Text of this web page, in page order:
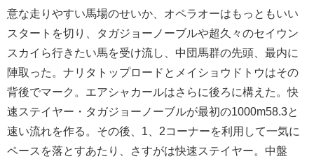
意な走りやすい馬場のせいか、オペラオーはもっともいい
スタートを切り、タガジョーノーブルや超久々のセイウン
スカイら行きたい馬を受け流し、中団馬群の先頭、最内に
陣取った。ナリタトップロードとメイショウドトウはその
背後でマーク。エアシャカールはさらに後ろに構えた。快
速ステイヤー・タガジョーノーブルが最初の1000m58.3と
速い流れを作る。その後、1、2コーナーを利用して一気に
ペースを落とすあたり、さすがは快速ステイヤー。中盤